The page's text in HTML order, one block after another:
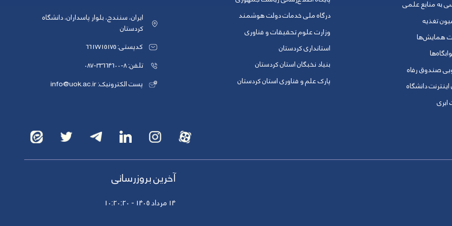
به منابع علمی
تغذیه
همایش‌ها
صندوق رفاه
اینترنت دانشگاه
ابری
درگاه ملی خدمات دولت هوشمند
وزارت علوم تحقیقات و فناوری
استانداری کردستان
بنیاد نخبگان استان کردستان
پارک علم و فناوری استان کردستان
ایران، سنندج، بلوار پاسداران، دانشگاه
کردستان
کدپستی: 6617715175
تلفن: 8-33664600-087
پست الکترونیک: info@uok.ac.ir
آخرین بروزرسانی
14 مرداد 1405 - 10:20:20